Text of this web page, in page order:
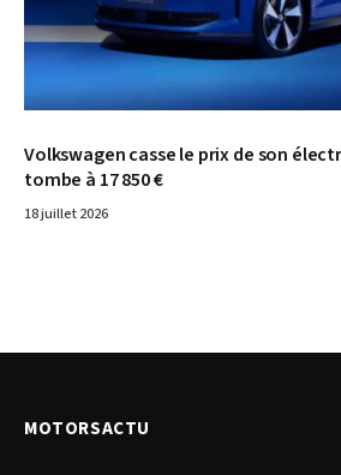
Volkswagen casse le prix de son
tombe à 17 850 €
18 juillet 2026
MOTORSACTU